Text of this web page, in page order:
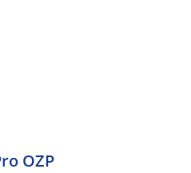
OZP